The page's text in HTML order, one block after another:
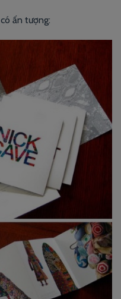
ấn tượng: